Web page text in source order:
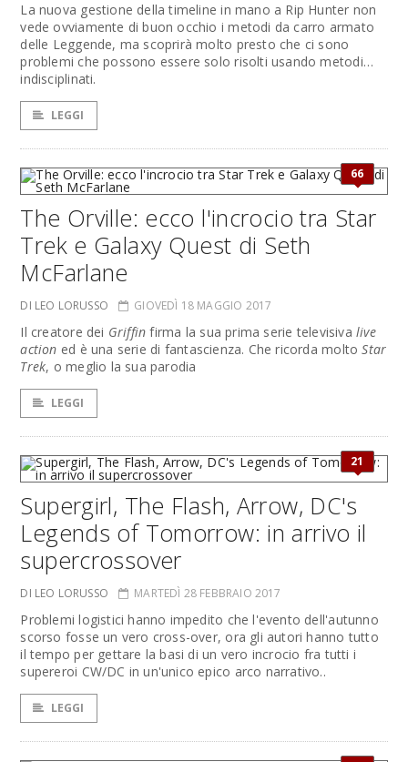
La nuova gestione della timeline in mano a Rip Hunter non
vede ovviamente di buon occhio i metodi da carro armato
delle Leggende, ma scoprirà molto presto che ci sono
problemi che possono essere solo risolti usando metodi…
indisciplinati.
LEGGI
66
The Orville: ecco l'incrocio tra Star
Trek e Galaxy Quest di Seth
McFarlane
DI LEO LORUSSO GIOVEDÌ 18 MAGGIO 2017
Il creatore dei Griffin firma la sua prima serie televisivalive
action ed è una serie di fantascienza. Che ricorda moltoStar
Trek, o meglio la sua parodia
LEGGI
21
Supergirl, The Flash, Arrow, DC's
Legends of Tomorrow: in arrivo il
supercrossover
DI LEO LORUSSO MARTEDÌ 28 FEBBRAIO 2017
Problemi logistici hanno impedito che l'evento dell'autunno
scorso fosse un vero cross-over, ora gli autori hanno tutto
il tempo per gettare la basi di un vero incrocio fra tutti i
supereroi CW/DC in un'unico epico arco narrativo..
LEGGI